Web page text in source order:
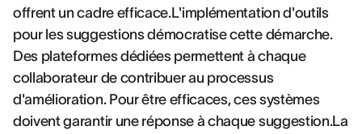
offrent un cadre efficace.L'implémentation d'outils
pour les suggestions démocratise cette démarche.
Des plateformes dédiées permettent à chaque
collaborateur de contribuer au processus
d'amélioration. Pour être efficaces, ces systèmes
doivent garantir une réponse à chaque suggestion.La